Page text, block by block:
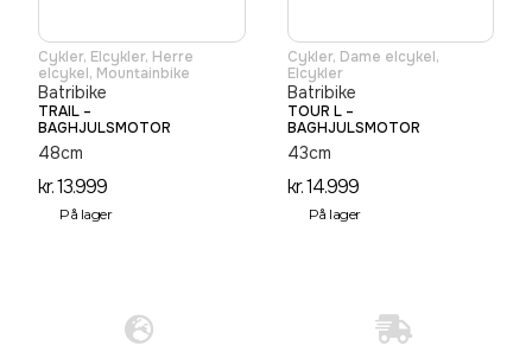
Cykler, Elcykler, Herre
elcykel, Mountainbike
Batribike
TRAIL –
BAGHJULSMOTOR
48cm
kr.13.999
På lager
Cykler, Dame elcykel,
Elcykler
Batribike
TOUR L –
BAGHJULSMOTOR
43cm
kr.14.999
På lager